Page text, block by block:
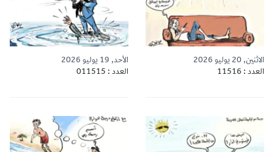
الاثنين, 20 يوليو 2026
العدد : 11516
الأحد, 19 يوليو 2026
العدد : 011515